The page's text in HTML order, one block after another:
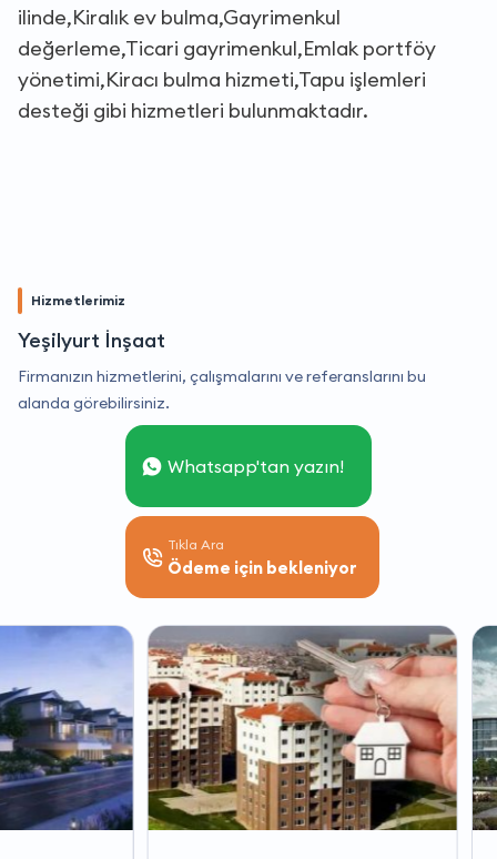
ilinde,Kiralık ev bulma,Gayrimenkul
değerleme,Ticari gayrimenkul,Emlak portföy
yönetimi,Kiracı bulma hizmeti,Tapu işlemleri
desteği gibi hizmetleri bulunmaktadır.
Hizmetlerimiz
Yeşilyurt İnşaat
Firmanızın hizmetlerini, çalışmalarını ve referanslarını bu
alanda görebilirsiniz.
Whatsapp'tan yazın!
Tıkla Ara
Ödeme için bekleniyor